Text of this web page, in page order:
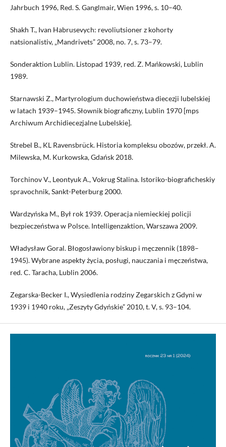
Jahrbuch 1996, Red. S. Ganglmair, Wien 1996, s. 10–40.
Shakh T., Ivan Habrusevych: revoliutsioner z kohorty
natsionalistiv, „Mandrivets” 2008, no. 7, s. 73–79.
Sonderaktion Lublin. Listopad 1939, red. Z. Mańkowski, Lublin
1989.
Starnawski Z., Martyrologium duchowieństwa diecezji lubelskiej
w latach 1939–1945. Słownik biograficzny, Lublin 1970 [mps
Archiwum Archidiecezjalne Lubelskie].
Strebel B., KL Ravensbrück. Historia kompleksu obozów, przekł. A.
Milewska, M. Kurkowska, Gdańsk 2018.
Torchinov V., Leontyuk A., Vokrug Stalina. Istoriko-biograficheskiy
spravochnik, Sankt-Peterburg 2000.
Wardzyńska M., Był rok 1939. Operacja niemieckiej policji
bezpieczeństwa w Polsce. Intelligenzaktion, Warszawa 2009.
Władysław Goral. Błogosławiony biskup i męczennik (1898–
1945). Wybrane aspekty życia, posługi, nauczania i męczeństwa,
red. C. Taracha, Lublin 2006.
Zegarska-Becker I., Wysiedlenia rodziny Zegarskich z Gdyni w
1939 i 1940 roku, „Zeszyty Gdyńskie” 2010, t. V, s. 93–104.